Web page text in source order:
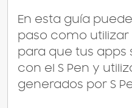
En esta guía
paso como utilizar
para que tus apps
con el S Pen y
generados por S